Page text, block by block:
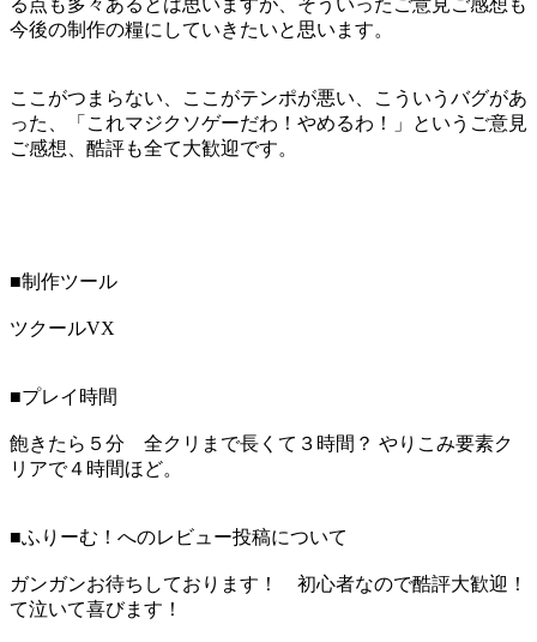
る点も多々あるとは思いますが、そういったご意見ご感想も
今後の制作の糧にしていきたいと思います。
ここがつまらない、ここがテンポが悪い、こういうバグがあ
った、「これマジクソゲーだわ！やめるわ！」というご意見
ご感想、酷評も全て大歓迎です。
■制作ツール
ツクールVX
■プレイ時間
飽きたら５分 全クリまで長くて３時間？ やりこみ要素ク
リアで４時間ほど。
■ふりーむ！へのレビュー投稿について
ガンガンお待ちしております！ 初心者なので酷評大歓迎！
て泣いて喜びます！